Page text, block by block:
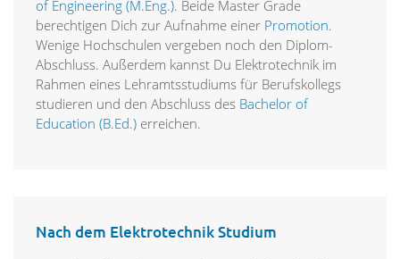
of Engineering (M.Eng.). Beide Master Grade
berechtigen Dich zur Aufnahme einer Promotion.
Wenige Hochschulen vergeben noch den Diplom-
Abschluss. Außerdem kannst Du Elektrotechnik im
Rahmen eines Lehramtsstudiums für Berufskollegs
studieren und den Abschluss des Bachelor of
Education (B.Ed.) erreichen.
Nach dem Elektrotechnik Studium